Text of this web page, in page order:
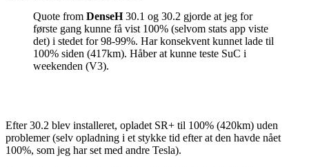
Quote from DenseH 30.1 og 30.2 gjorde at jeg for
første gang kunne få vist 100% (selvom stats app viste
det) i stedet for 98-99%. Har konsekvent kunnet lade til
100% siden (417km). Håber at kunne teste SuC i
weekenden (V3).
Efter 30.2 blev installeret, opladet SR+ til 100% (420km) uden
problemer (selv opladning i et stykke tid efter at den havde nået
100%, som jeg har set med andre Tesla).